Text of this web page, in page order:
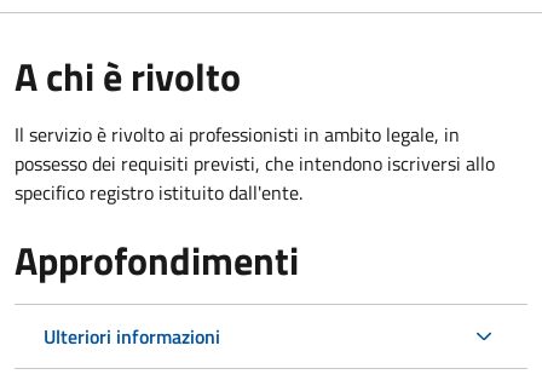
A chi è rivolto
Il servizio è rivolto ai professionisti in ambito legale, in
possesso dei requisiti previsti, che intendono iscriversi allo
specifico registro istituito dall'ente.
Approfondimenti
Ulteriori informazioni